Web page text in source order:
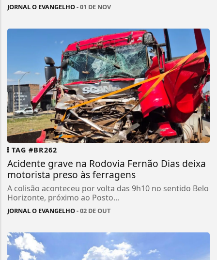
JORNAL O EVANGELHO- 01 DE NOV
TAG #BR262
Acidente grave na Rodovia Fernão Dias deixa
motorista preso às ferragens
A colisão aconteceu por volta das 9h10 no sentido Belo
Horizonte, próximo ao Posto...
JORNAL O EVANGELHO- 02 DE OUT